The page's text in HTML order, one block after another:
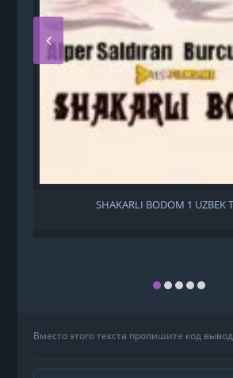
SHAKARLI BODOM 1 UZBEK
Вместо этого текста пропишите код